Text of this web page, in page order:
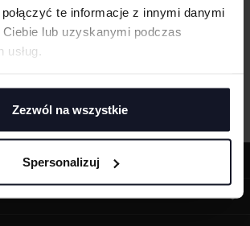
te informacje z innymi danymi
lub uzyskanymi podczas
usług.
Zezwól na wszystkie
Spersonalizuj